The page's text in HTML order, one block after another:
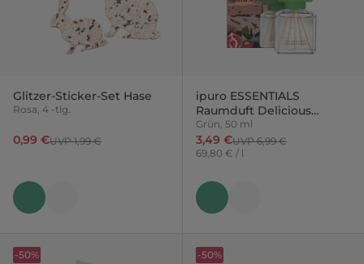
Glitzer-Sticker-Set Hase
Rosa, 4 -tlg.
0,99 €UVP 1,99 €
ipuro ESSENTIALS
Raumduft Delicious
Athens
Grün, 50 ml
3,49 €UVP 6,99 €
69,80 € / l
-50% -50%